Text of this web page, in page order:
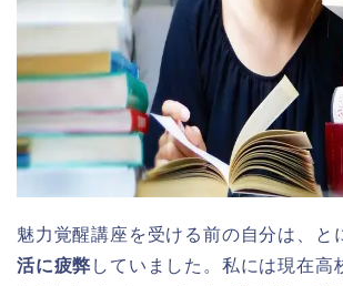
魅力覚醒講座を受ける前の自分は、と
活に疲弊 していました。私には現在高